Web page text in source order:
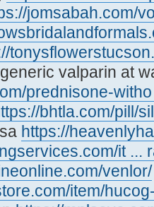
jomsabah.com/
valparin at
prednisone-
bhtla.com/pill/
https://
it ...
venlor/
item/